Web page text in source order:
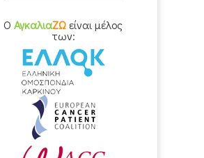
OΑγκαλιαΖΩ είναι μέλος
των: